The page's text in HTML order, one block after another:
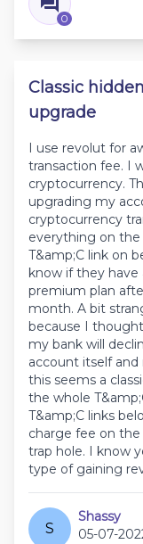
0
Classic
upgrade
I use revolut for
transaction fee. I
cryptocurrency.
upgrading my
cryptocurrency
everything on
T&amp;C link on
know if they
premium plan
month. A bit
because I
my bank will
account itself
this seems a
the whole
T&amp;C links
charge fee on
trap hole. I know
type of gaining
S
Shassy
05-07-